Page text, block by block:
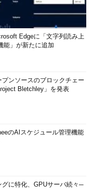
Edgeに「文字列読み上
能」が新たに追加
ンソースのブロックチェー
Bletchley」を発表
のAIスケジュール管理機能
に特化、GPUサーバ続々─